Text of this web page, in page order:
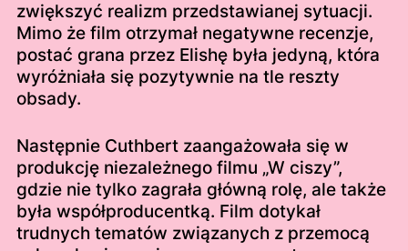
zwiększyć realizm przedstawianej sytuacji.
Mimo że film otrzymał negatywne recenzje,
postać grana przez Elishę była jedyną, która
wyróżniała się pozytywnie na tle reszty
obsady.
Następnie Cuthbert zaangażowała się w
produkcję niezależnego filmu „W ciszy”,
gdzie nie tylko zagrała główną rolę, ale także
była współproducentką. Film dotykał
trudnych tematów związanych z przemocą